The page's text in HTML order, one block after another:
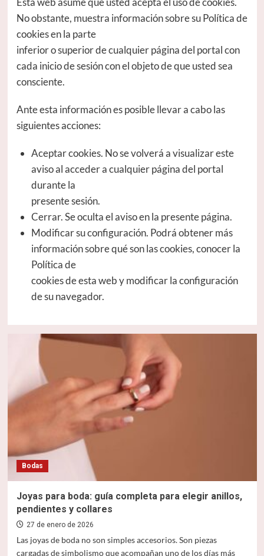
No obstante, muestra información sobre su Política de
cookies en la parte
inferior o superior de cualquier página del portal con
cada inicio de sesión con el objeto de que usted sea
consciente.
Ante esta información es posible llevar a cabo las
siguientes acciones:
Aceptar cookies. No se volverá a visualizar este
aviso al acceder a cualquier página del portal
durante la
presente sesión.
Cerrar. Se oculta el aviso en la presente página.
Modificar su configuración. Podrá obtener más
información sobre qué son las cookies, conocer la
Política de
cookies de esta web y modificar la configuración
de su navegador.
Bodas
Joyas para boda: guía completa para elegir anillos,
pendientes y collares
27 de enero de 2026
Las joyas de boda no son simples accesorios. Son piezas
cargadas de simbolismo que acompañan uno de los días más